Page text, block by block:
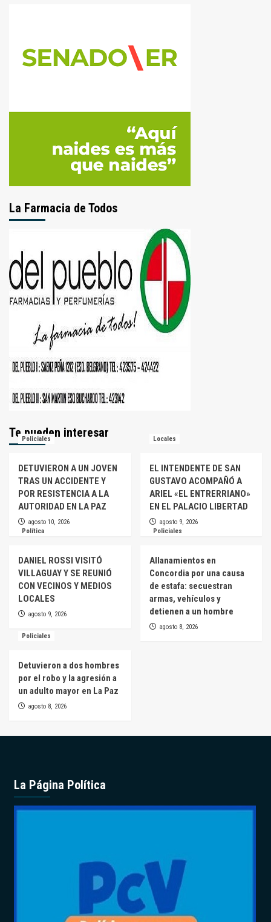
La Farmacia de Todos
Te pueden interesar
Policiales
DETUVIERON A UN JOVEN
TRAS UN ACCIDENTE Y
POR RESISTENCIA A LA
AUTORIDAD EN LA PAZ
agosto 10, 2026
Locales
EL INTENDENTE DE SAN
GUSTAVO ACOMPAÑÓ A
ARIEL «EL ENTRERRIANO»
EN EL PALACIO LIBERTAD
agosto 9, 2026
Política
DANIEL ROSSI VISITÓ
VILLAGUAY Y SE REUNIÓ
CON VECINOS Y MEDIOS
LOCALES
agosto 9, 2026
Policiales
Allanamientos en
Concordia por una causa
de estafa: secuestran
armas, vehículos y
detienen a un hombre
agosto 8, 2026
Policiales
Detuvieron a dos hombres
por el robo y la agresión a
un adulto mayor en La Paz
agosto 8, 2026
La Página Política